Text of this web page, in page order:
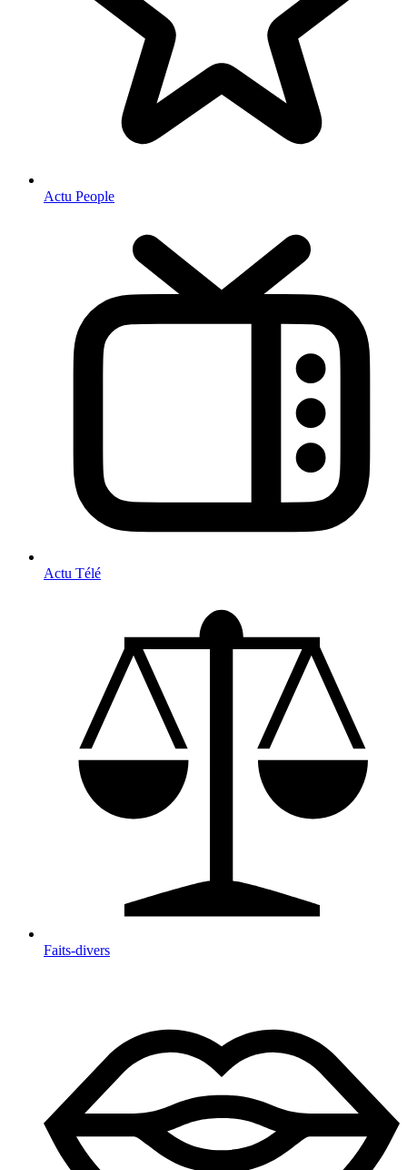
Actu People
Actu Télé
Faits-divers